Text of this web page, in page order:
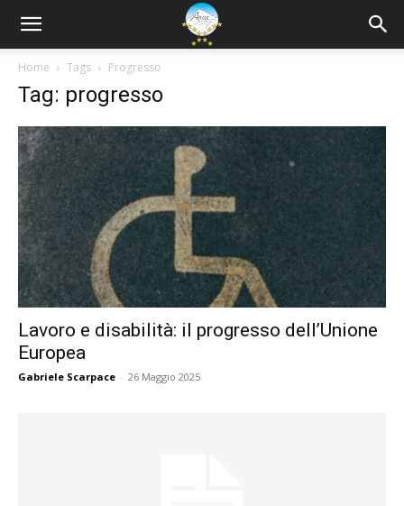
Home Tags Progresso
Tag: progresso
Lavoro e disabilità: il progresso dell’Unione
Europea
Gabriele Scarpace - 26 Maggio 2025